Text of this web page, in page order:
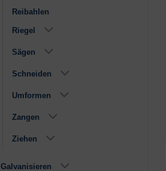
Reibahlen
Riegel
Sägen
Schneiden
Umformen
Zangen
Ziehen
Galvanisieren